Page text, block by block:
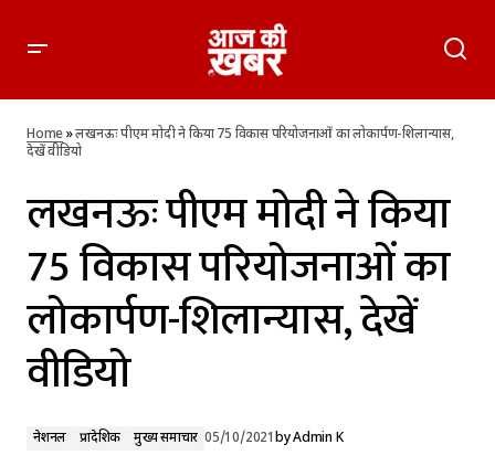
शिलान्यास, देखें वीडियो
Home»लखनऊः पीएम मोदी ने किया 75 विकास परियोजनाओं का लोकार्पण-शिलान्यास,
देखें वीडियो
लखनऊः पीएम मोदी ने किया
75 विकास परियोजनाओं का
लोकार्पण-शिलान्यास, देखें
वीडियो
नेशनल प्रादेशिक मुख्य समाचार 05/10/2021byAdmin K